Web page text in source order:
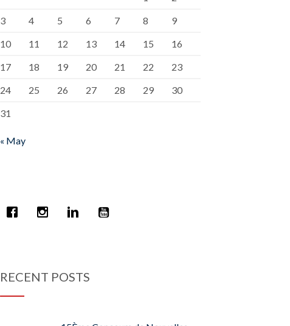
3
4 5 6 7 8
9
10
11 12 13 14 15
16
17
18 19 20 21 22
23
24
25 26 27 28 29
30
31
« May
RECENT POSTS